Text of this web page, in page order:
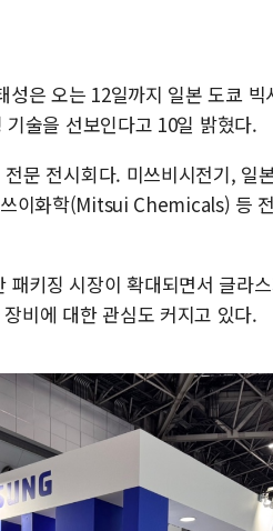
은 오는 12일까지 일본 도쿄
술을 선보인다고 10일 밝혔다.
문 전시회다. 미쓰비시전기,
화학(Mitsui Chemicals) 등 전
키징 시장이 확대되면서 글라
비에 대한 관심도 커지고 있다.